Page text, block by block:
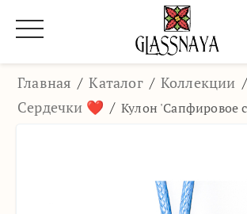
Главная / Каталог / Коллекции /
Сердечки ❤️ / Кулон 'Сапфировое